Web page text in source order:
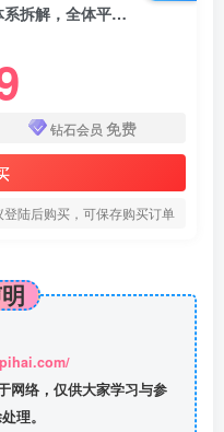
视频号+公众号+朋友圈私域变现体系拆解，全体平台流量枯竭下的应对策略
钻石会员 免费
陆后购买，可保存购买订单
网络，仅供大家学习与参
理。